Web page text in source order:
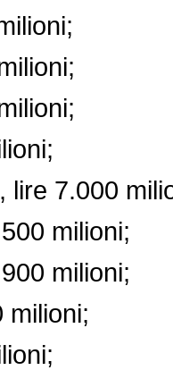
lire 7.000
milioni;
milioni;
milioni;